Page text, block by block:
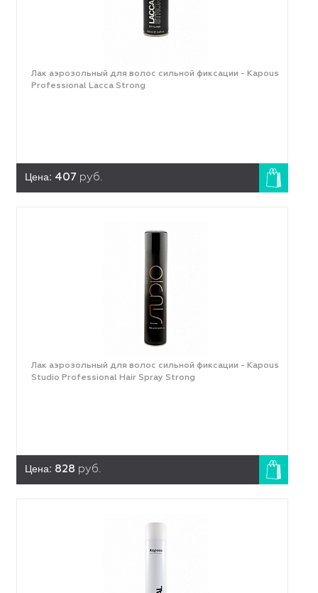
Лак аэрозольный для волос сильной фиксации - Kapous
Professional Lacca Strong
Цена: 407 руб.
Лак аэрозольный для волос сильной фиксации - Kapous
Studio Professional Hair Spray Strong
Цена: 828 руб.